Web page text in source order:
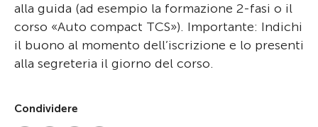
alla guida (ad esempio la formazione 2-fasi o il
corso «Auto compact TCS»). Importante: Indichi
il buono al momento dell’iscrizione e lo presenti
alla segreteria il giorno del corso.
Condividere